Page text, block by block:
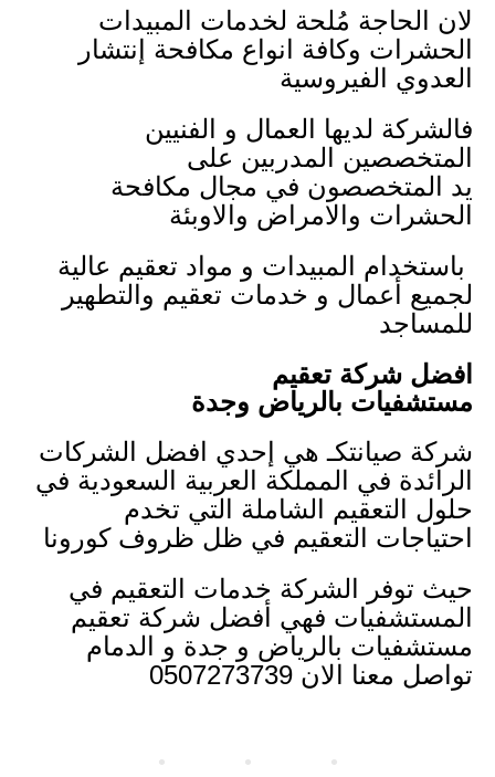
لان الحاجة مُلحة لخدمات المبيدات
الحشرات وكافة انواع مكافحة إنتشار
العدوي الفيروسية
فالشركة لديها العمال و الفنيين
المتخصصين المدربين على
يد المتخصصون في مجال مكافحة
الحشرات والامراض والاوبئة
باستخدام المبيدات و مواد تعقيم عالية
لجميع أعمال و خدمات تعقيم والتطهير
للمساجد
افضل شركة تعقيم
مستشفيات بالرياض وجدة
شركة صيانتكـ هي إحدي افضل الشركات
الرائدة في المملكة العربية السعودية في
حلول التعقيم الشاملة التي تخدم
احتياجات التعقيم في ظل ظروف كورونا
حيث توفر الشركة خدمات التعقيم في
المستشفيات فهي أفضل شركة تعقيم
مستشفيات بالرياض و جدة و الدمام
تواصل معنا الان 0507273739